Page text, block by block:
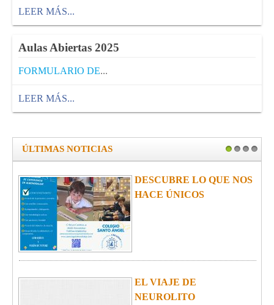
LEER MÁS...
Aulas Abiertas 2025
FORMULARIO DE...
LEER MÁS...
1 2 3 4
ÚLTIMAS NOTICIAS
DESCUBRE LO QUE NOS
HACE ÚNICOS
EL VIAJE DE
NEUROLITO